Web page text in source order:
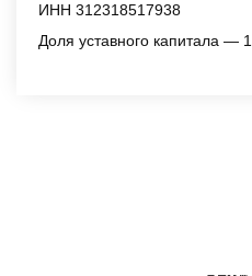
ИНН 312318517938
Доля уставного капитала —